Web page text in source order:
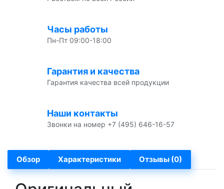
Часы работы
Пн-Пт 09:00-18:00
Гарантия и качества
Гарантия качества всей продукции
Наши контакты
Звонки на номер +7 (495) 646-16-57
Обзор Характеристики Отзывы (0)